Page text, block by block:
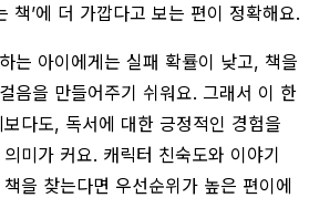
책’에 더 가깝다고 보는 편이 정확해요.
는 아이에게는 실패 확률이 낮고, 책을
음을 만들어주기 쉬워요. 그래서 이 한
다도, 독서에 대한 긍정적인 경험을
미가 커요. 캐릭터 친숙도와 이야기
을 찾는다면 우선순위가 높은 편이에